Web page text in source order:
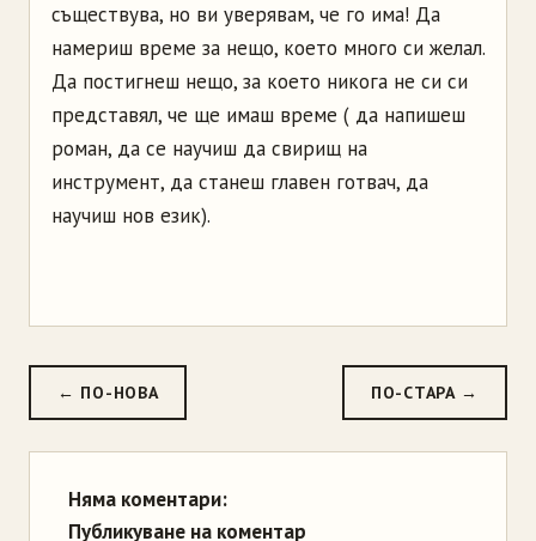
съществува, но ви уверявам, че го има! Да
намериш време за нещо, което много си желал.
Да постигнеш нещо, за което никога не си си
представял, че ще имаш време ( да напишеш
роман, да се научиш да свирищ на
инструмент, да станеш главен готвач, да
научиш нов език).
← ПО-НОВА ПО-СТАРА →
Няма коментари:
Публикуване на коментар